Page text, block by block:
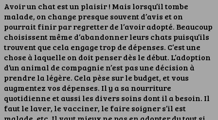
Avoir un chat est un plaisir ! Mais lorsqu’il tombe
malade, on change presque souvent d’avis et on
pourrait finir par regretter de l’avoir adopté. Beaucoup
choisissent même d’abandonner leurs chats puisqu’ils
trouvent que cela engage trop de dépenses. C’est une
chose à laquelle on doit penser dès le début. L’adoption
d’un animal de compagnie n’est pas une décision à
prendre la légère. Cela pèse sur le budget, et vous
augmentez vos dépenses. Il y a sa nourriture
quotidienne et aussi les divers soins dont il a besoin. Il
faut le laver, le vacciner, le faire soigner s’il est